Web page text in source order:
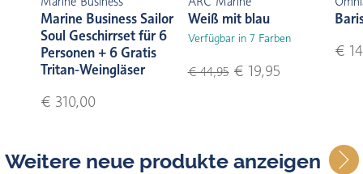
Marine Business Sailor
Soul Geschirrset für 6
Personen + 6 Gratis
Tritan-Weingläser
€ 310,00
Weiß mit blau
Verfügbar in 7 Farben
€ 44,95€ 19,95
€
Weitere neue produkte anzeigen